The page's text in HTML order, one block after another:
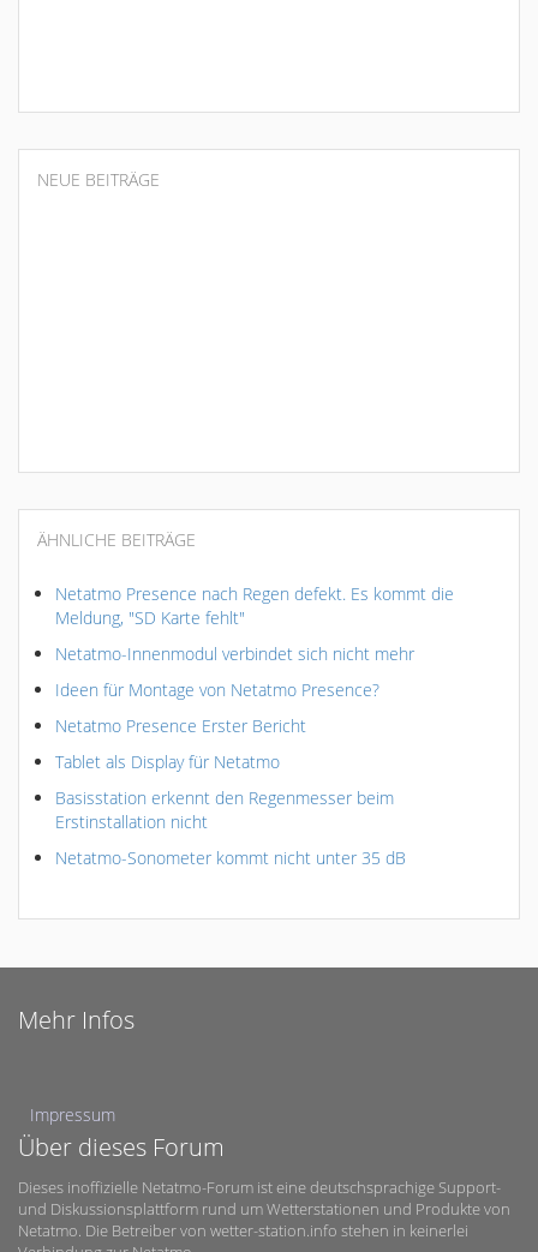
NEUE BEITRÄGE
ÄHNLICHE BEITRÄGE
Netatmo Presence nach Regen defekt. Es kommt die
Meldung, "SD Karte fehlt"
Netatmo-Innenmodul verbindet sich nicht mehr
Ideen für Montage von Netatmo Presence?
Netatmo Presence Erster Bericht
Tablet als Display für Netatmo
Basisstation erkennt den Regenmesser beim
Erstinstallation nicht
Netatmo-Sonometer kommt nicht unter 35 dB
Mehr Infos
Impressum
Über dieses Forum
Dieses inoffizielle Netatmo-Forum ist eine deutschsprachige Support-
und Diskussionsplattform rund um Wetterstationen und Produkte von
Netatmo. Die Betreiber von wetter-station.info stehen in keinerlei